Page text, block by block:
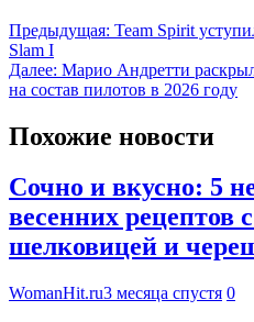
Предыдущая: Team Spirit
Slam I
Далее: Марио Андретти
на состав пилотов в 2026 году
Похожие новости
Сочно и вкусно: 5
весенних рецептов
шелковицей и
WomanHit.ru3 месяца спустя 0